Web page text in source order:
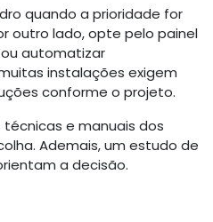
quando a prioridade for
outro lado, opte pelo painel
automatizar
instalações exigem
conforme o projeto.
e manuais dos
Ademais, um estudo de
a decisão.